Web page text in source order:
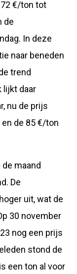
€/ton tot
de
In deze
naar beneden
trend
lijkt daar
nu de prijs
de 85 €/ton
maand
De
uit, wat de
30 november
nog een prijs
stond de
een ton al voor